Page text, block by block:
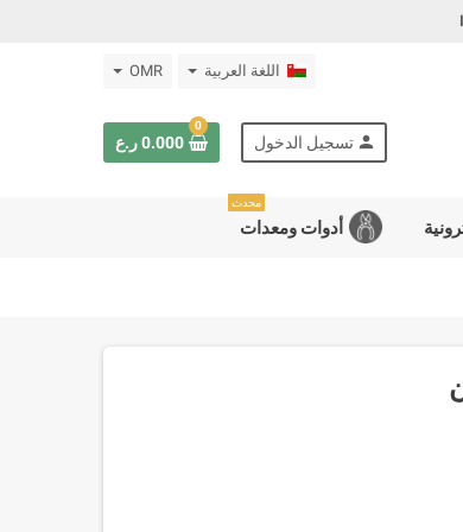
اللغة العربية OMR
person تسجيل الدخول
0
0.000 ر.ع
أدوات ومعدات
محدث